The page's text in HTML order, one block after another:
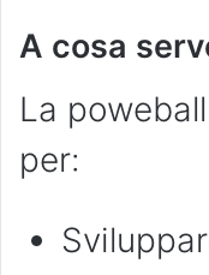
A cosa
La
per: